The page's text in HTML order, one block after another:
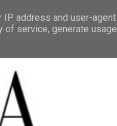
address and user-agent
of service, generate usage